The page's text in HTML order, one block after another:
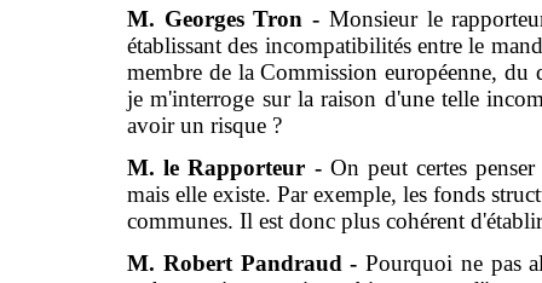
M. Georges Tron - Monsieur le
établissant des incompatibilités entre le
membre de la Commission européenne,
je m'interroge sur la raison d'une telle
avoir un risque ?
M. le Rapporteur - On peut certes
mais elle existe. Par exemple, les fonds
communes. Il est donc plus cohérent
M. Robert Pandraud - Pourquoi ne pas